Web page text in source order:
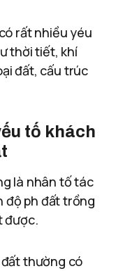
rất nhiều yéu
thời tiết, khí
đất, cấu trúc
tố khách
là nhân tố tác
độ ph đất trồng
được.
thường có